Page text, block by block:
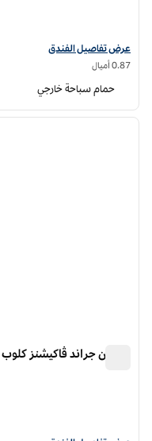
عرض تفاصيل الفندق لفندق
عرض تفاصيل الفندق
0.87 أميال
حمام سباحة خارجي
1 من 12
هيلتون جراند ڤاكيشنز